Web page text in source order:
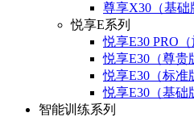
尊享X30（基础
悦享E系列
悦享E30 PRO（
悦享E30（尊贵
悦享E30（标准
悦享E30（基础
智能训练系列